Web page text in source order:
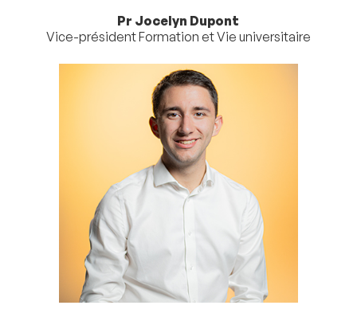
Pr Jocelyn Dupont
Vice-président Formation et Vie universitaire